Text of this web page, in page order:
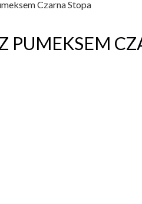
Czarna Stopa
PUMEKSEM